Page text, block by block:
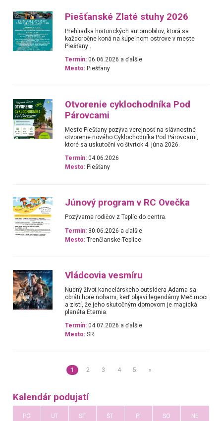
Piešťanské Zlaté stuhy 2026
Prehliadka historických automobilov, ktorá sa
každoročne koná na kúpeľnom ostrove v meste
Piešťany .
Termín: 06.06.2026 a ďalšie
Mesto: Piešťany
Otvorenie cyklochodníka Pod
Párovcami
Mesto Piešťany pozýva verejnosť na slávnostné
otvorenie nového Cyklochodníka Pod Párovcami,
ktoré sa uskutoční vo štvrtok 4. júna 2026.
Termín: 04.06.2026
Mesto: Piešťany
Júnový program v RC Ovečka
Pozývame rodičov z Teplíc do centra.
Termín: 30.06.2026 a ďalšie
Mesto: Trenčianske Teplice
Vládcovia vesmíru
Nudný život kancelárskeho outsidera Adama sa
obráti hore nohami, keď objaví legendárny Meč moci
a zistí, že jeho skutočným domovom je magická
planéta Eternia.
Termín: 04.07.2026 a ďalšie
Mesto: SR
1 2 3 4 5 »
Kalendár podujatí
PO UT ST ŠT PI SO NE